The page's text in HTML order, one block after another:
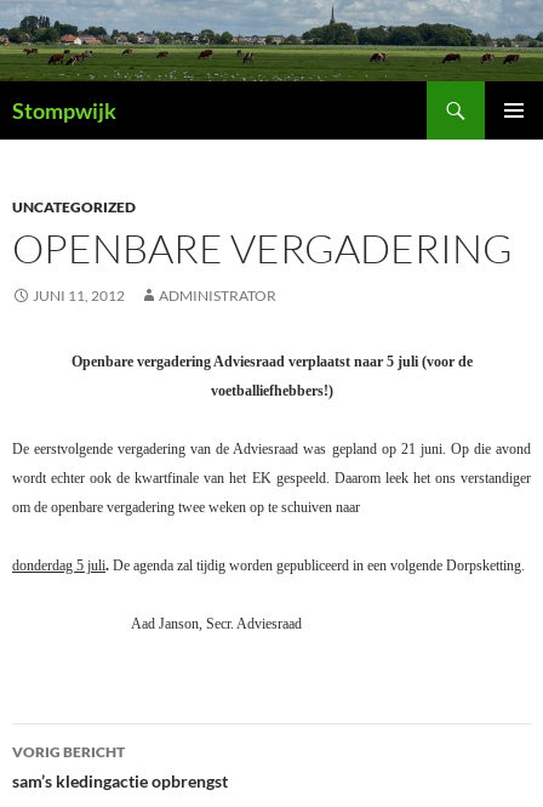
Ga
naar
de
inhoud
Stompwijk
UNCATEGORIZED
OPENBARE VERGADERING
JUNI 11, 2012 ADMINISTRATOR
Openbare vergadering Adviesraad verplaatst naar 5 juli (voor de
voetballiefhebbers!)
De eerstvolgende vergadering van de Adviesraad was gepland op 21 juni. Op die avond
wordt echter ook de kwartfinale van het EK gespeeld. Daarom leek het ons verstandiger
om de openbare vergadering twee weken op te schuiven naar
donderdag 5 juli. De agenda zal tijdig worden gepubliceerd in een volgende Dorpsketting.
Aad Janson, Secr. Adviesraad
Bericht
navigatie
VORIG BERICHT
sam’s kledingactie opbrengst